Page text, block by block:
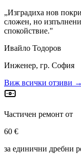
„Изградиха нов
сложен, но
спокойствие."
Ивайло Тодоров
Инженер, гр. София
Виж всички отзиви →
Частичен ремонт от
60 €
за единични дребни